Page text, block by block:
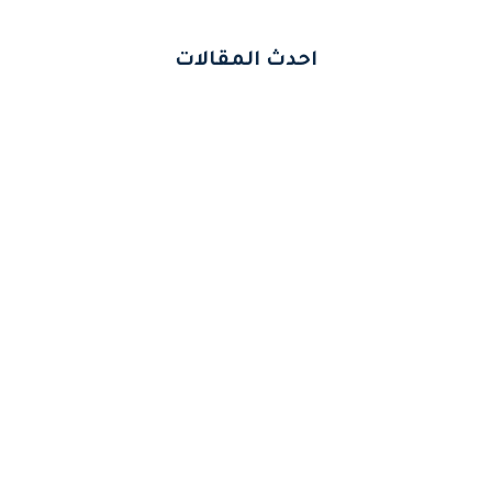
احدث المقالات